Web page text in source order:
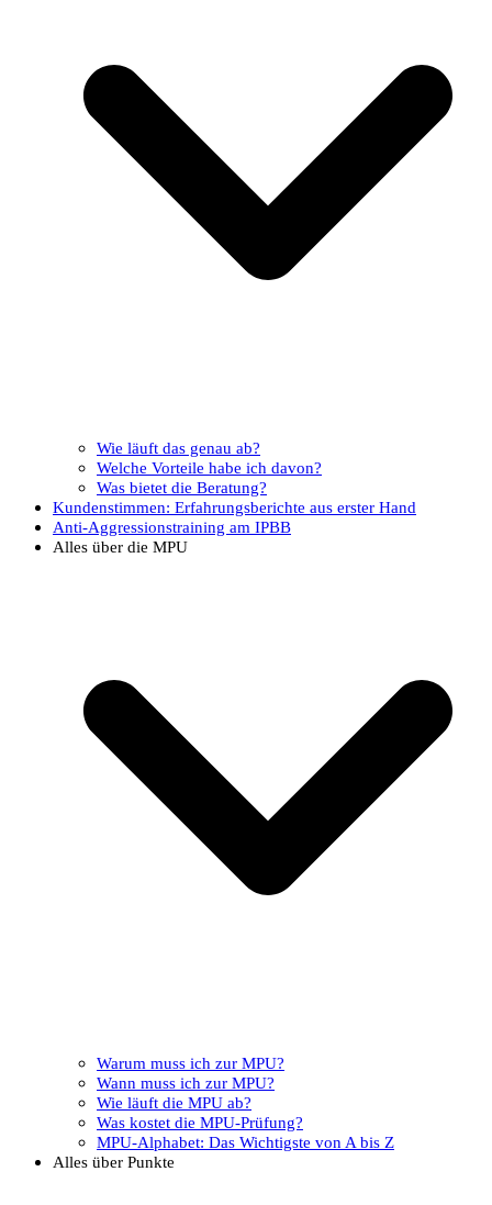
Wie läuft das genau ab?
Welche Vorteile habe ich davon?
Was bietet die Beratung?
Kundenstimmen: Erfahrungsberichte aus erster Hand
Anti-Aggressionstraining am IPBB
Alles über die MPU
Warum muss ich zur MPU?
Wann muss ich zur MPU?
Wie läuft die MPU ab?
Was kostet die MPU-Prüfung?
MPU-Alphabet: Das Wichtigste von A bis Z
Alles über Punkte